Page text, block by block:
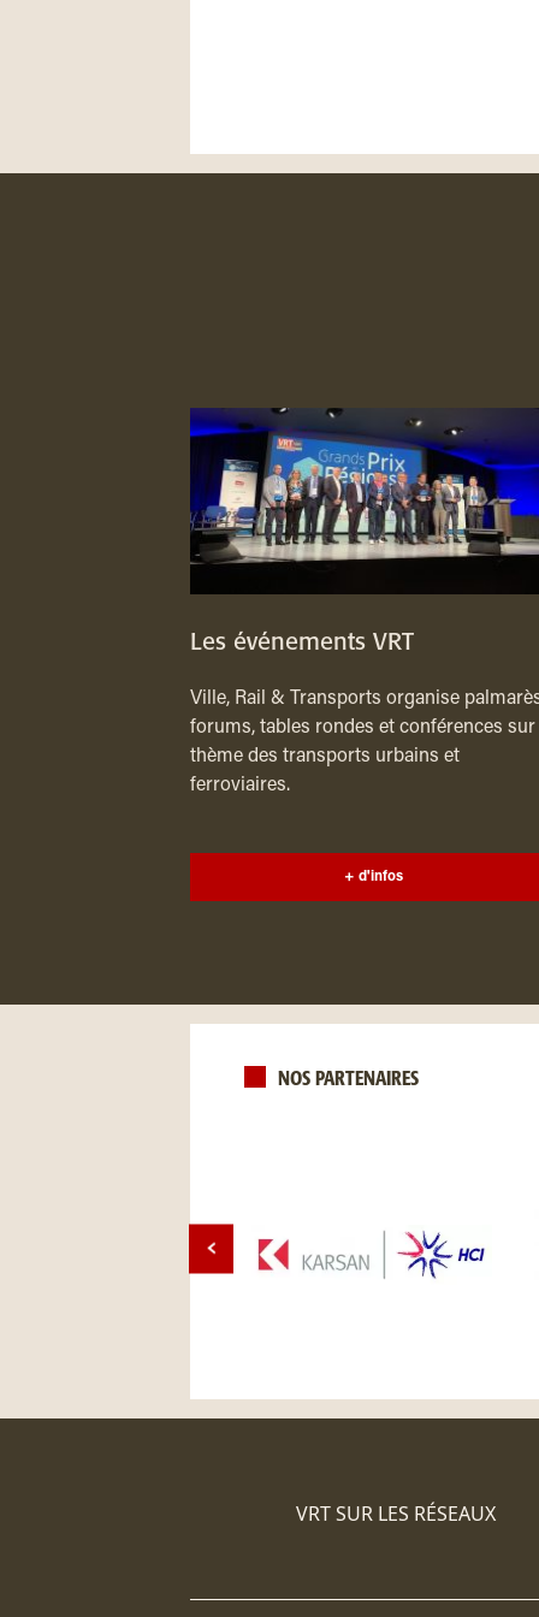
Les événements VRT
Ville, Rail & Transports organise
forums, tables rondes et conférences sur
thème des transports urbains et
ferroviaires.
+ d'infos
NOS PARTENAIRES
VRT SUR LES RÉSEAUX